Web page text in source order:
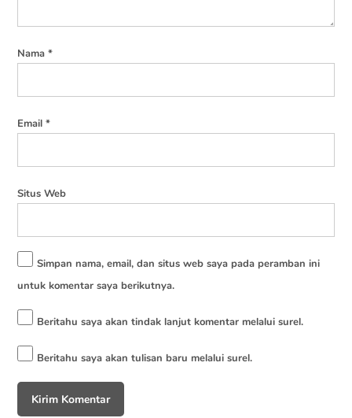
Nama*
Email*
Situs Web
Simpan nama, email, dan situs web saya pada peramban ini
untuk komentar saya berikutnya.
Beritahu saya akan tindak lanjut komentar melalui surel.
Beritahu saya akan tulisan baru melalui surel.